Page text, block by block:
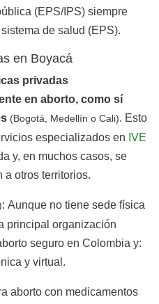
(EPS/IPS) siempre
de salud (EPS).
en Boyacá
privadas
en aborto, como sí
(Bogotá, Medellín o Cali). Esto
especializados en IVE
y, en muchos casos, se
a otros territorios.
: Aunque no tiene sede física
principal organización
seguro en Colombia y:
y virtual.
aborto con medicamentos